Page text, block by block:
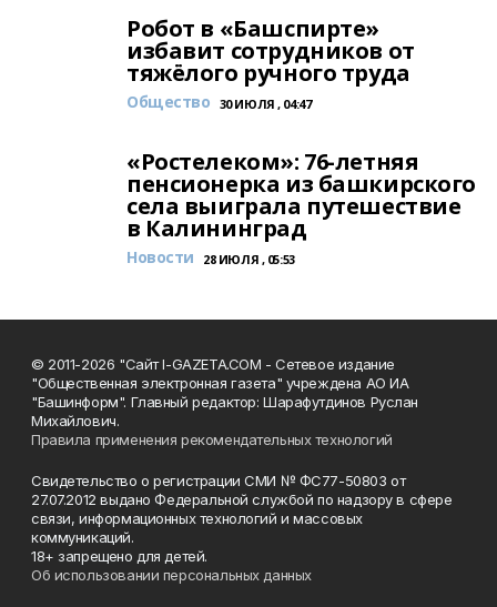
Робот в «Башспирте»
избавит сотрудников от
тяжёлого ручного труда
Общество 30 ИЮЛЯ , 04:47
«Ростелеком»: 76-летняя
пенсионерка из башкирского
села выиграла путешествие
в Калининград
Новости 28 ИЮЛЯ , 05:53
© 2011-2026 "Сайт I-GAZETA.COM - Сетевое издание
"Общественная электронная газета" учреждена АО ИА
"Башинформ". Главный редактор: Шарафутдинов Руслан
Михайлович.
Правила применения рекомендательных технологий
Свидетельство о регистрации СМИ № ФС77-50803 от
27.07.2012 выдано Федеральной службой по надзору в сфере
связи, информационных технологий и массовых
коммуникаций.
18+ запрещено для детей.
Об использовании персональных данных